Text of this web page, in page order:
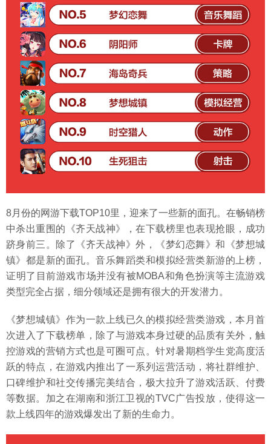
8月份的网游下载TOP10里，迎来了一些新的面孔。在畅销榜
中杀出重围的《齐天战神》，在下载榜里也表现抢眼，成功
跻身前三。除了《齐天战神》外，《梦幻恋舞》和《梦想城
镇》都是新的面孔。音乐舞蹈类和模拟经营类新游的上榜，
证明了目前游戏市场并没有被MOBA和角色扮演等主流游戏
类型完全占据，细分领域还是拥有很大的开发潜力。
《梦想城镇》作为一款上线已久的模拟经营类游戏，本月首
次进入了下载榜单，除了与游戏本身过硬的品质有关外，触
控游戏的营销方式也是可圈可点。针对暑期档学生党高度活
跃的特点，在游戏内推出了一系列运营活动，将社群维护、
口碑维护和社交传播完美结合，极大拉升了游戏活跃、付费
等数据。加之在湖南和浙江卫视的TVC广告投放，使得这一
款上线四年的游戏爆发出了新的生命力。